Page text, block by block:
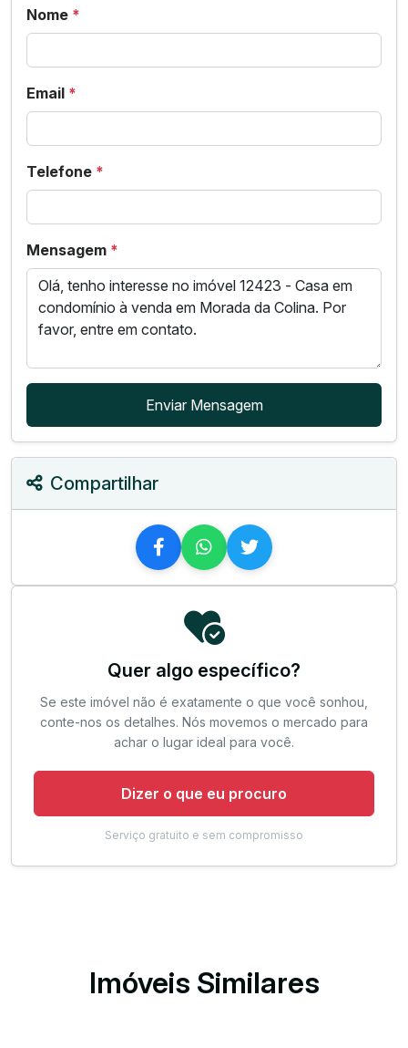
Nome *
Email *
Telefone *
Mensagem *
Enviar Mensagem
Compartilhar
Quer algo específico?
Se este imóvel não é exatamente o que você sonhou,
conte-nos os detalhes. Nós movemos o mercado para
achar o lugar ideal para você.
Dizer o que eu procuro
Serviço gratuito e sem compromisso
Imóveis Similares